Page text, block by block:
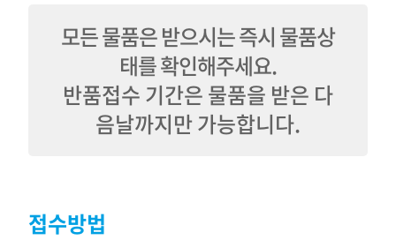
모든 물품은 받으시는 즉시 물품상
태를 확인해주세요.
반품접수 기간은 물품을 받은 다
음날까지만 가능합니다.
접수방법